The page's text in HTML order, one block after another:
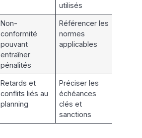
utilisés
Non-
conformité
pouvant
entraîner
pénalités
Référencer les
normes
applicables
Retards et
conflits liés au
planning
Préciser les
échéances
clés et
sanctions